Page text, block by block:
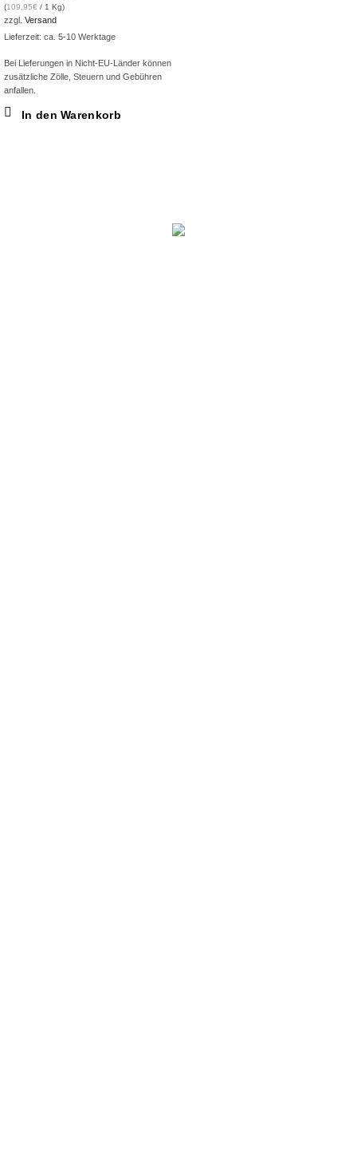
(109,95€ / 1 Kg)
zzgl. Versand
Lieferzeit: ca. 5-10 Werktage
Bei Lieferungen in Nicht-EU-Länder können
zusätzliche Zölle, Steuern und Gebühren
anfallen.
In den Warenkorb